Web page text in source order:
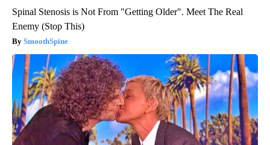
Spinal Stenosis is Not From "Getting Older". Meet The Real
Enemy (Stop This)
SmoothSpine